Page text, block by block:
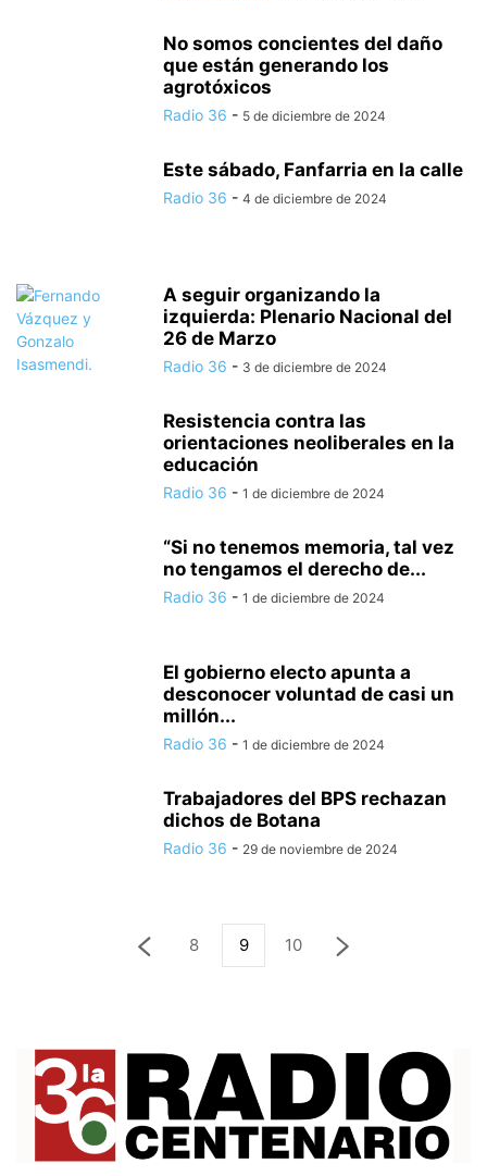
No somos concientes del daño
que están generando los
agrotóxicos
Radio 36 - 5 de diciembre de 2024
Este sábado, Fanfarria en la calle
Radio 36 - 4 de diciembre de 2024
A seguir organizando la
izquierda: Plenario Nacional del
26 de Marzo
Radio 36 - 3 de diciembre de 2024
Resistencia contra las
orientaciones neoliberales en la
educación
Radio 36 - 1 de diciembre de 2024
“Si no tenemos memoria, tal vez
no tengamos el derecho de...
Radio 36 - 1 de diciembre de 2024
El gobierno electo apunta a
desconocer voluntad de casi un
millón...
Radio 36 - 1 de diciembre de 2024
Trabajadores del BPS rechazan
dichos de Botana
Radio 36 - 29 de noviembre de 2024
8 9 10